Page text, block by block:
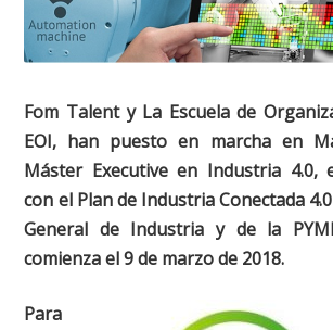
Fom Talent y La Escuela de
EOI, han puesto en marcha en
Máster Executive en Industria 4.0,
con el Plan de Industria Conectada
General de Industria y de la
comienza el 9 de marzo de 2018.
Para